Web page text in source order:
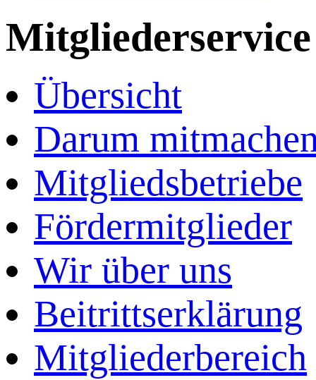
Mitgliederservice
Übersicht
Darum
Mitgliedsbetriebe
Fördermitglieder
Wir über uns
Beitrittserklärung
Mitgliederbereich